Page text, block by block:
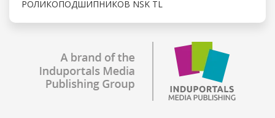
РОЛИКОПОДШИПНИКОВ NSK TL